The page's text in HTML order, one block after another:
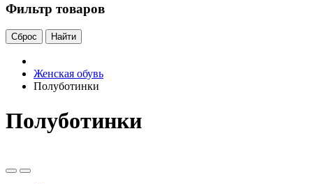
Фильтр товаров
Сброс Найти
Женская обувь
Полуботинки
Полуботинки